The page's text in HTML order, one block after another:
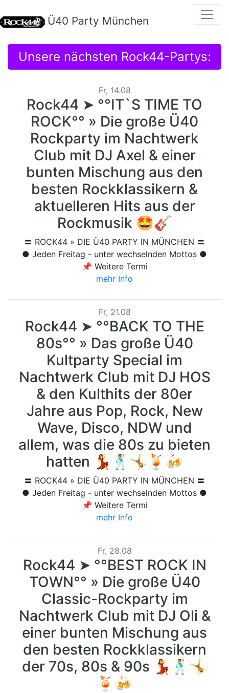
Ü40 Party München
Unsere nächsten Rock44-Partys:
Fr, 14.08
Rock44 ➤ °°IT`S TIME TO
ROCK°° » Die große Ü40
Rockparty im Nachtwerk
Club mit DJ Axel & einer
bunten Mischung aus den
besten Rockklassikern &
aktuelleren Hits aus der
Rockmusik 🤩🎸
〓 ROCK44 » DIE Ü40 PARTY IN MÜNCHEN 〓
● Jeden Freitag - unter wechselnden Mottos ●
📌 Weitere Termi
mehr Info
Fr, 21.08
Rock44 ➤ °°BACK TO THE
80s°° » Das große Ü40
Kultparty Special im
Nachtwerk Club mit DJ HOS
& den Kulthits der 80er
Jahre aus Pop, Rock, New
Wave, Disco, NDW und
allem, was die 80s zu bieten
hatten 💃🕺🤸🍹🍻
〓 ROCK44 » DIE Ü40 PARTY IN MÜNCHEN 〓
● Jeden Freitag - unter wechselnden Mottos ●
📌 Weitere Termi
mehr Info
Fr, 28.08
Rock44 ➤ °°BEST ROCK IN
TOWN°° » Die große Ü40
Classic-Rockparty im
Nachtwerk Club mit DJ Oli &
einer bunten Mischung aus
den besten Rockklassikern
der 70s, 80s & 90s 💃🕺🤸
🍹🍻